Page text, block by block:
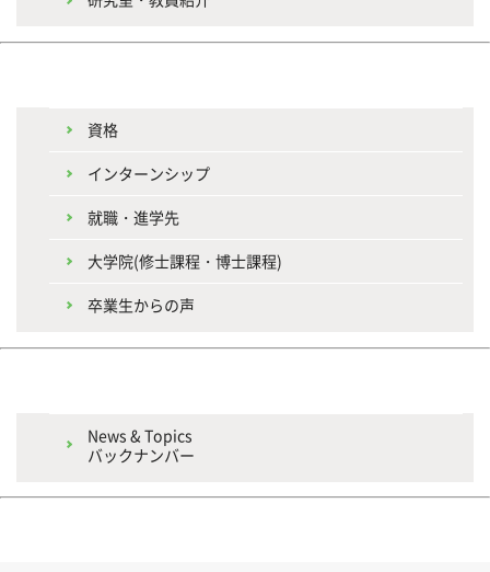
資格
インターンシップ
就職・進学先
大学院(修士課程・博士課程)
卒業生からの声
News & Topics
バックナンバー